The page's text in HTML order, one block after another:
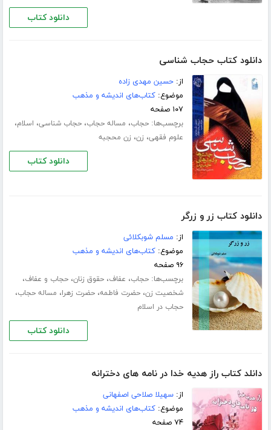
دانلود کتاب
دانلود کتاب حجاب شناسی
از:حسین مهدی زاده
موضوع:کتاب‌های اندیشه و مذهب
۱۰۷ صفحه
برچسب‌ها:حجاب، مساله حجاب،حجاب شناسی، اسلام،
علوم فقهی، زن، زن محجبه
دانلود کتاب
دانلود کتاب زر و زرگر
از: مسلم شوبکلائی
موضوع:کتاب‌های اندیشه و مذهب
۹۶ صفحه
برچسب‌ها:حجاب، عفاف،حقوق زنان،حجاب و عفاف،
شخصیت زن،حضرت فاطمه،حضرت زهرا، مساله حجاب،
حجاب در اسلام
دانلود کتاب
دانلد کتاب راز هدیه خدا در نامه های دخترانه
از:سهیلا صلاحی اصفهانی
موضوع:کتاب‌های اندیشه و مذهب
۷۴ صفحه